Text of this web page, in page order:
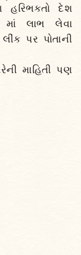
દેશ
માં લાભ લેવા
પર પોતાની
માહિતી પણ